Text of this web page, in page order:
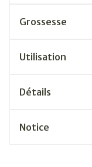
Grossesse
Utilisation
Détails
Notice